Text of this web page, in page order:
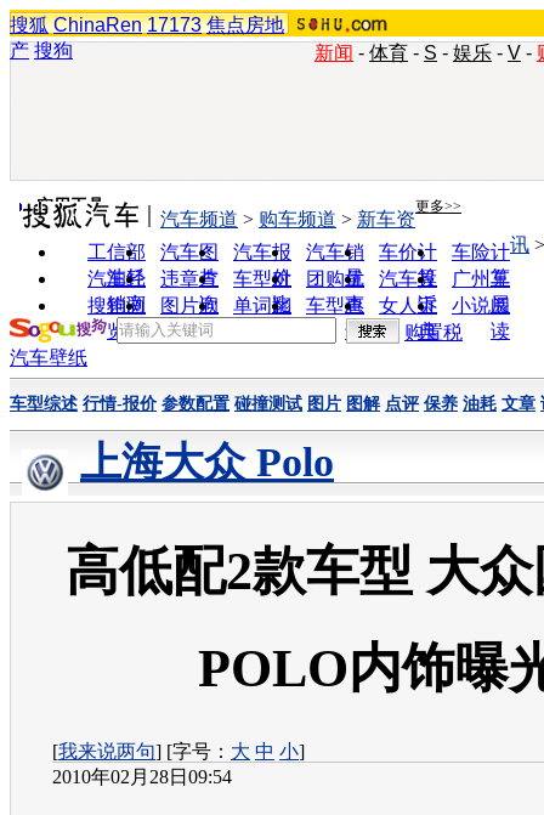
搜狐 ChinaRen 17173 焦点房地
产 搜狗 新闻 - 体育 - S - 娱乐 - V -
实用工具 更多>>
工信部
油耗
汽车图
片
汽车报
价
汽车销
量
车价计
算
车险计
算
汽车经
销商
违章查
询
车型对
比
团购优
惠
汽车投
诉
广州车
展
搜狗浏
览器
图片欣
赏
单词翻
车型查
询
女人宝
典
小说阅
读
汽车频道 > 购车频道 > 新车资
讯
购置税
汽车壁纸
车型综述 行情-报价 参数配置 碰撞测试 图片 图解 点评 保养 油耗 文章
上海大众 Polo
高低配2款车型 大
POLO内饰曝
[我来说两句] [字号： 大 中 小]
2010年02月28日09:54